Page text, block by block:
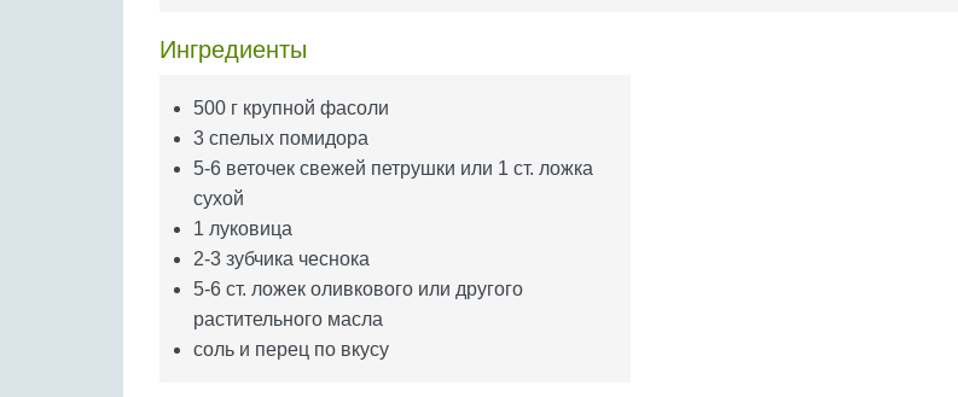
Ингредиенты
500 г крупной фасоли
3 спелых помидора
5-6 веточек свежей петрушки или 1 ст. ложка
сухой
1 луковица
2-3 зубчика чеснока
5-6 ст. ложек оливкового или другого
растительного масла
соль и перец по вкусу